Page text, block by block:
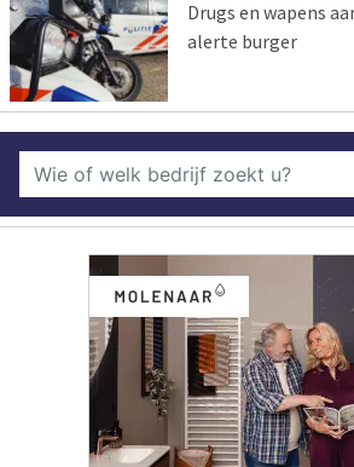
Drugs en wapens
alerte burger